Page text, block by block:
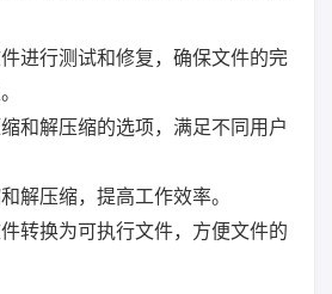
进行测试和修复，确保文件的完
和解压缩的选项，满足不同用户
解压缩，提高工作效率。
转换为可执行文件，方便文件的